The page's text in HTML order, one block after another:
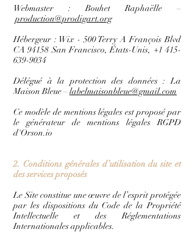
Webmaster : Bouhet Raphaëlle –
production@prodigart.org
Hébergeur : Wix - 500 Terry A François Blvd
CA 94158 San Francisco, États-Unis, +1 415-
639-9034
Délégué à la protection des données : La
Maison Bleue – labelmaisonbleue@gmail.com
Ce modèle de mentions légales est proposé par
le générateur de mentions légales RGPD
d'Orson.io
2. Conditions générales d’utilisation du site et
des services proposés
Le Site constitue une œuvre de l’esprit protégée
par les dispositions du Code de la Propriété
Intellectuelle et des Réglementations
Internationales applicables.